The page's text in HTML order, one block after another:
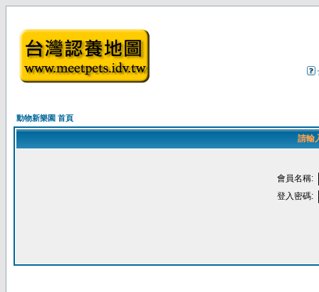
動物新樂園 首頁
請輸
會員名稱:
登入密碼: